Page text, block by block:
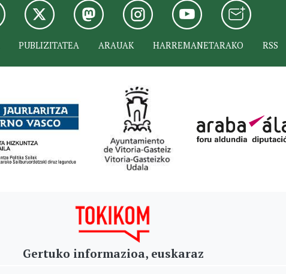
PUBLIZITATEA ARAUAK HARREMANETARAKO RSS
Gertuko informazioa, euskaraz